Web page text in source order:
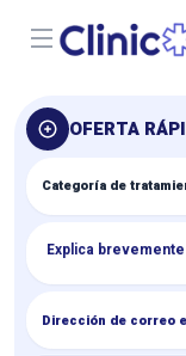
Open menu
OFERTA